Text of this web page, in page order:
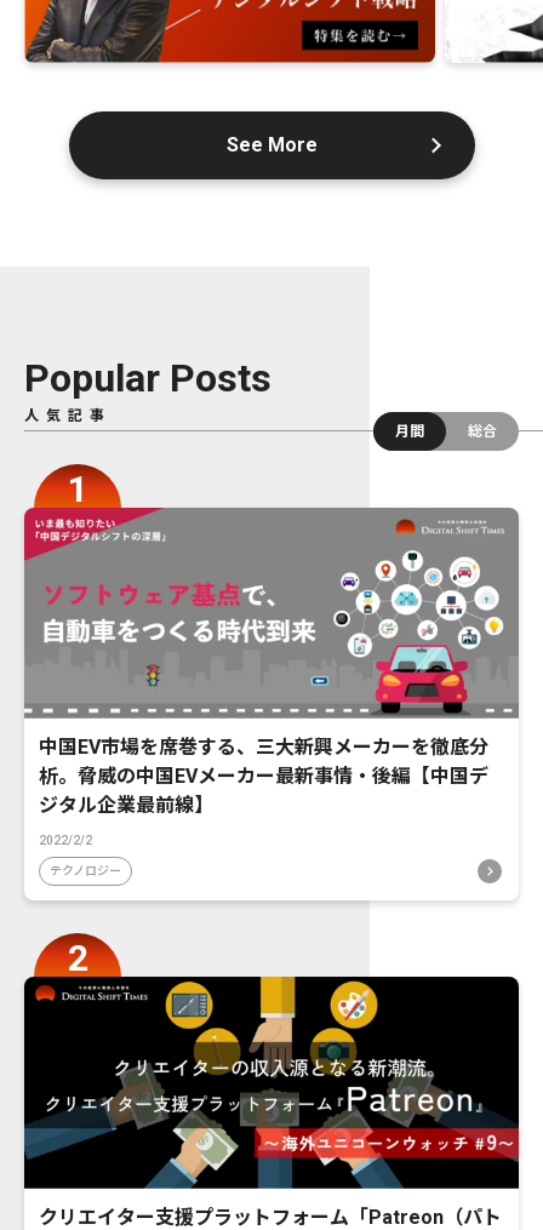
See More
Popular Posts
人気記事
月間
総合
中国EV市場を席巻する、三大新興メーカーを徹底分
析。脅威の中国EVメーカー最新事情・後編【中国デ
ジタル企業最前線】
2022/2/2
テクノロジー
クリエイター支援プラットフォーム「Patreon（パト